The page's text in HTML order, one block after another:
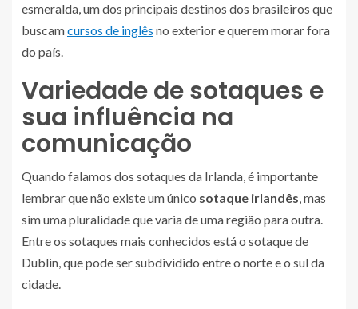
esmeralda, um dos principais destinos dos brasileiros que
buscamcursos de inglês no exterior e querem morar fora
do país.
Variedade de sotaques e
sua influência na
comunicação
Quando falamos dos sotaques da Irlanda, é importante
lembrar que não existe um único sotaque irlandês, mas
sim uma pluralidade que varia de uma região para outra.
Entre os sotaques mais conhecidos está o sotaque de
Dublin, que pode ser subdividido entre o norte e o sul da
cidade.